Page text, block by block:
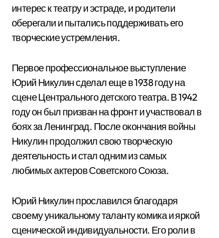
интерес к театру и эстраде, и родители
оберегали и пытались поддерживать его
творческие устремления.
Первое профессиональное выступление
Юрий Никулин сделал еще в 1938 году на
сцене Центрального детского театра. В 1942
году он был призван на фронт и участвовал в
боях за Ленинград. После окончания войны
Никулин продолжил свою творческую
деятельность и стал одним из самых
любимых актеров Советского Союза.
Юрий Никулин прославился благодаря
своему уникальному таланту комика и яркой
сценической индивидуальности. Его роли в